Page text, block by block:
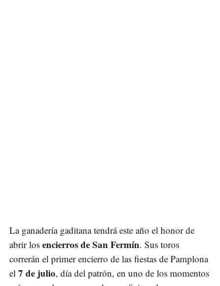
La ganadería gaditana tendrá este año el honor de
abrir los encierros de San Fermín. Sus toros
correrán el primer encierro de las fiestas de Pamplona
el 7 de julio, día del patrón, en uno de los momentos